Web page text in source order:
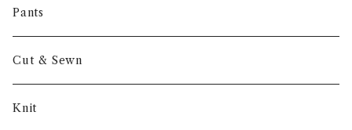
Other
Pants
Cut & Sewn
Knit